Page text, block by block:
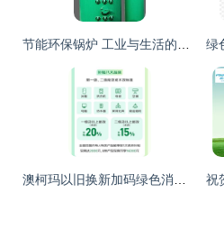
节能环保锅炉 工业与生活的绿色革新
澳柯玛以旧换新加码绿色消费，近千款节能产品引领行业新风尚